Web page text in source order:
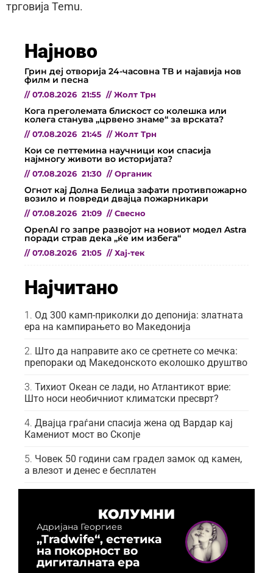
трговија Temu.
Најново
Грин деј отворија 24-часовна ТВ и најавија нов
филм и песна
// 07.08.2026 21:55 // Жолт Трн
Кога преголемата блискост со колешка или
колега станува „црвено знаме“ за врската?
// 07.08.2026 21:45 // Жолт Трн
Кои се петтемина научници кои спасија
најмногу животи во историјата?
// 07.08.2026 21:30 // Органик
Огнот кај Долна Белица зафати противпожарно
возило и повреди двајца пожарникари
// 07.08.2026 21:09 // Свесно
OpenAI го запре развојот на новиот модел Astra
поради страв дека „ќе им избега“
// 07.08.2026 21:05 // Хај-тек
Најчитано
Од 300 камп-приколки до депонија: златната
ера на кампирањето во Македонија
Што да направите ако се сретнете со мечка:
препораки од Македонското еколошко друштво
Тихиот Океан се лади, но Атлантикот врие:
Што носи необичниот климатски пресврт?
Двајца граѓани спасија жена од Вардар кај
Камениот мост во Скопје
Човек 50 години сам градел замок од камен,
а влезот и денес е бесплатен
КОЛУМНИ
Адријана Георгиев
„Tradwife“, естетика
на покорност во
дигиталната ера